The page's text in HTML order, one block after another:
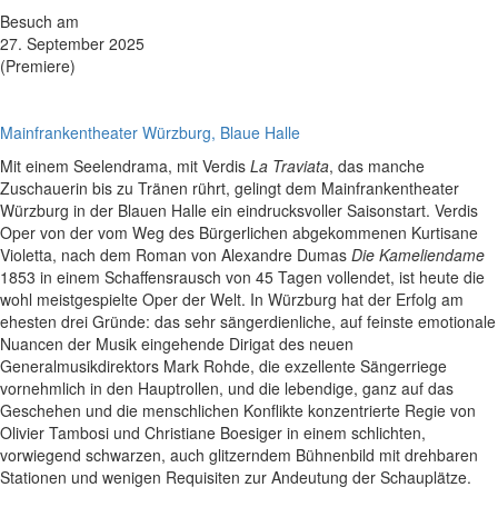
Besuch am
27. September 2025
(Premiere)
Mainfrankentheater Würzburg, Blaue Halle
Mit einem Seelendrama, mit Verdis La Traviata, das manche
Zuschauerin bis zu Tränen rührt, gelingt dem Mainfrankentheater
Würzburg in der Blauen Halle ein eindrucksvoller Saisonstart. Verdis
Oper von der vom Weg des Bürgerlichen abgekommenen Kurtisane
Violetta, nach dem Roman von Alexandre Dumas Die Kameliendame
1853 in einem Schaffensrausch von 45 Tagen vollendet, ist heute die
wohl meistgespielte Oper der Welt. In Würzburg hat der Erfolg am
ehesten drei Gründe: das sehr sängerdienliche, auf feinste emotionale
Nuancen der Musik eingehende Dirigat des neuen
Generalmusikdirektors Mark Rohde, die exzellente Sängerriege
vornehmlich in den Hauptrollen, und die lebendige, ganz auf das
Geschehen und die menschlichen Konflikte konzentrierte Regie von
Olivier Tambosi und Christiane Boesiger in einem schlichten,
vorwiegend schwarzen, auch glitzerndem Bühnenbild mit drehbaren
Stationen und wenigen Requisiten zur Andeutung der Schauplätze.